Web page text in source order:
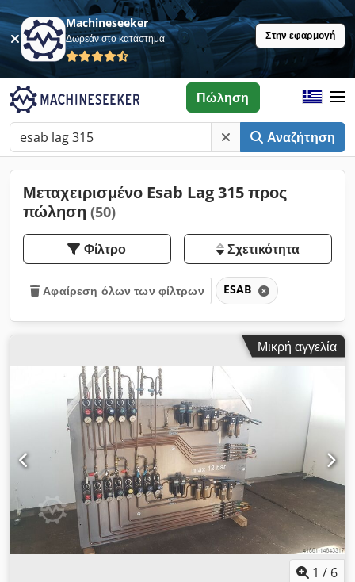
Machineseeker
Δωρεάν στο κατάστημα Στην εφαρμογή
Αναζήτηση
Πώληση
Μεταχειρισμένο Esab Lag 315 προς
πώληση (50)
Φίλτρο Σχετικότητα
Αφαίρεση όλων των φίλτρων ESAB
Μικρή αγγελία
1 / 6